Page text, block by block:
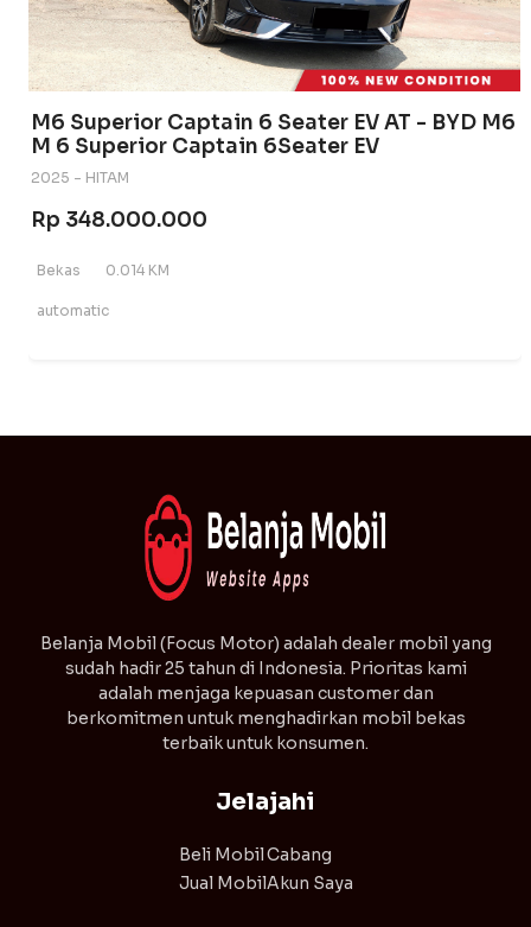
M6 Superior Captain 6 Seater EV AT - BYD M6
M 6 Superior Captain 6Seater EV
2025 - HITAM
Rp 348.000.000
Bekas 0.014 KM
automatic
⁠Belanja Mobil (Focus Motor) adalah dealer mobil yang
sudah hadir 25 tahun di Indonesia. Prioritas kami
adalah menjaga kepuasan customer dan
berkomitmen untuk menghadirkan mobil bekas
terbaik untuk konsumen.
Jelajahi
Beli Mobil
Jual Mobil
Cabang
Akun Saya